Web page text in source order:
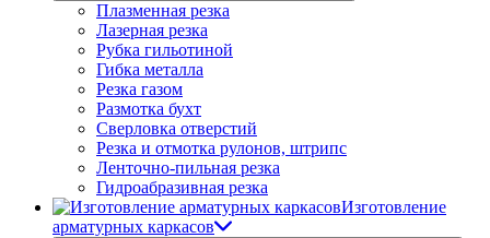
Плазменная резка
Лазерная резка
Рубка гильотиной
Гибка металла
Резка газом
Размотка бухт
Сверловка отверстий
Резка и отмотка рулонов, штрипс
Ленточно-пильная резка
Гидроабразивная резка
Изготовление
арматурных каркасов